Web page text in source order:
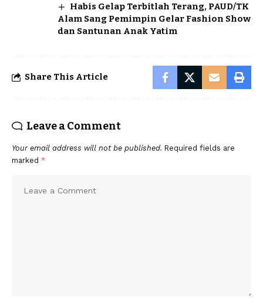
Habis Gelap Terbitlah Terang, PAUD/TK
Alam Sang Pemimpin Gelar Fashion Show
dan Santunan Anak Yatim
Share This Article
Leave a Comment
Your email address will not be published. Required fields are
marked *